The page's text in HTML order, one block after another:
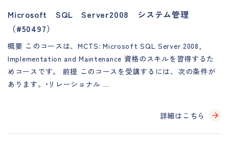
Microsoft SQL Server2008 システム管理
（#50497）
概要 このコースは、MCTS: Microsoft SQL Server 2008,
Implementation and Maintenance 資格のスキルを習得するた
めコースです。 前提 このコースを受講するには、次の条件が
あります。•リレーショナル …
詳細はこちら